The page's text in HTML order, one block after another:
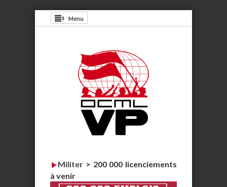
Menu
Militer > 200 000 licenciements
à venir